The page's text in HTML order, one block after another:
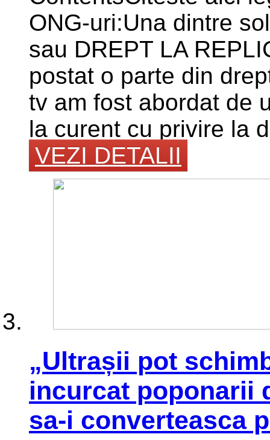
ONG-uri:Una dintre
sau DREPT LA
postat o parte din
tv am fost abordat de
la curent cu privire la
VEZI DETALII
„Ultrașii pot
incurcat poponarii
sa-i converteasca